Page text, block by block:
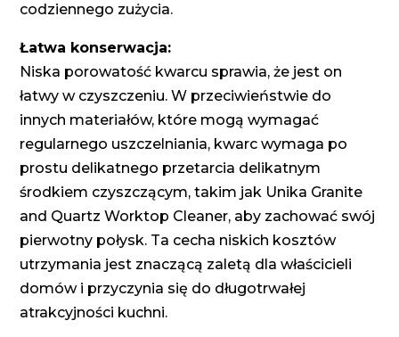
codziennego zużycia.
Łatwa konserwacja:
Niska porowatość kwarcu sprawia, że jest on
łatwy w czyszczeniu. W przeciwieństwie do
innych materiałów, które mogą wymagać
regularnego uszczelniania, kwarc wymaga po
prostu delikatnego przetarcia delikatnym
środkiem czyszczącym, takim jak Unika Granite
and Quartz Worktop Cleaner, aby zachować swój
pierwotny połysk. Ta cecha niskich kosztów
utrzymania jest znaczącą zaletą dla właścicieli
domów i przyczynia się do długotrwałej
atrakcyjności kuchni.